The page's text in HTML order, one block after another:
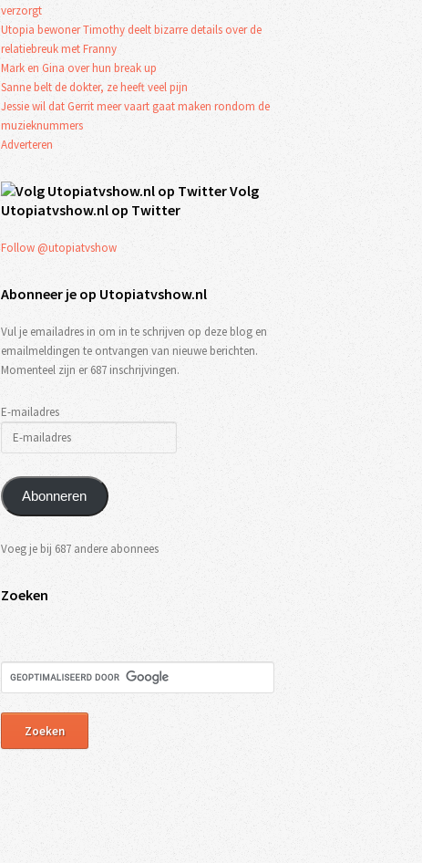
verzorgt
Utopia bewoner Timothy deelt bizarre details over de
relatiebreuk met Franny
Mark en Gina over hun break up
Sanne belt de dokter, ze heeft veel pijn
Jessie wil dat Gerrit meer vaart gaat maken rondom de
muzieknummers
Adverteren
Volg
Utopiatvshow.nl op Twitter
Follow @utopiatvshow
Abonneer je op Utopiatvshow.nl
Vul je emailadres in om in te schrijven op deze blog en
emailmeldingen te ontvangen van nieuwe berichten.
Momenteel zijn er 687 inschrijvingen.
E-mailadres
Abonneren
Voeg je bij 687 andere abonnees
Zoeken